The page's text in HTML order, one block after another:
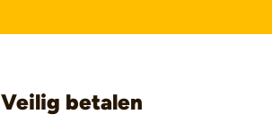
Veilig betalen